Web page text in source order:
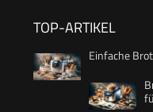
TOP-ARTIKEL
Einfache